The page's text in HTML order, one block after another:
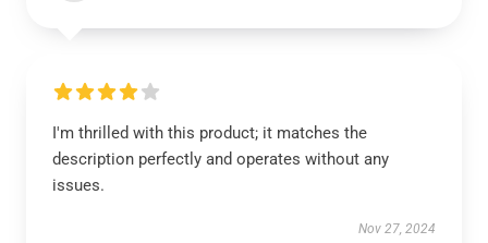
I'm thrilled with this product; it matches the
description perfectly and operates without any
issues.
Nov 27, 2024